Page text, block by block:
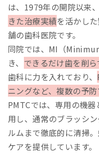
は、1979年の開院以来
きた治療実績を活かし
舗の歯科医院です。
同院では、MI（
き、 できるだけ歯を削
歯科に力を入れており、
ニングなど、複数の予
PMTCでは、専用の機
用し、通常のブラッシ
ルムまで徹底的に清掃
ケアを提供しています。